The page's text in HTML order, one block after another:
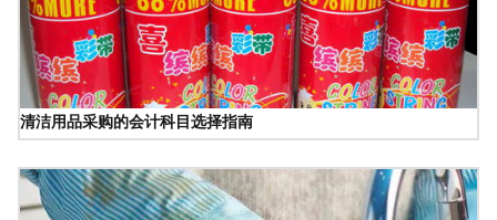
清洁用品采购的会计科目选择指南